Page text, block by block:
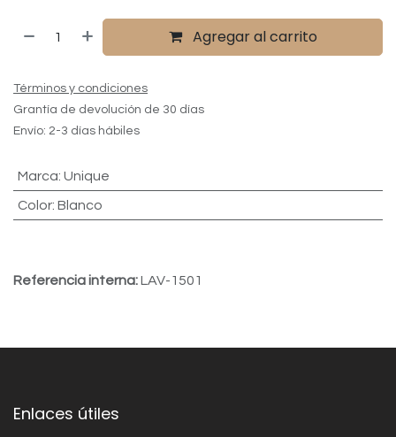
Agregar al carrito
Términos y condiciones
Grantía de devolución de 30 días
Envío: 2-3 días hábiles
Marca: Unique
Color: Blanco
Referencia interna:LAV-1501
Enlaces útiles